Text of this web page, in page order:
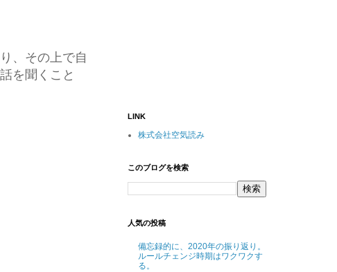
、その上で自
を聞くこと
LINK
株式会社空気読み
このブログを検索
人気の投稿
備忘録的に、2020年の振り返り。
ルールチェンジ時期はワクワクす
る。